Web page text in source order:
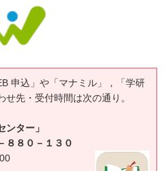
申込」や「マナミル」，「学研
先・受付時間は次の通り。
ンター」
８０－１３０